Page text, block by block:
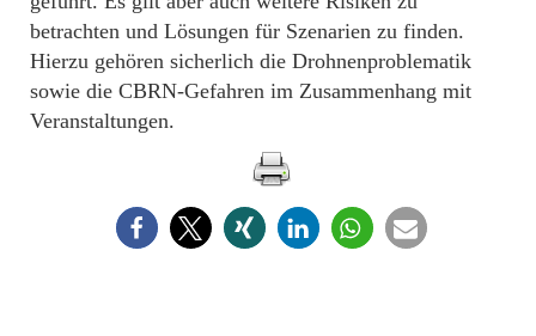
betrachten und Lösungen für Szenarien zu finden.
Hierzu gehören sicherlich die Drohnenproblematik
sowie die CBRN-Gefahren im Zusammenhang mit
Veranstaltungen.